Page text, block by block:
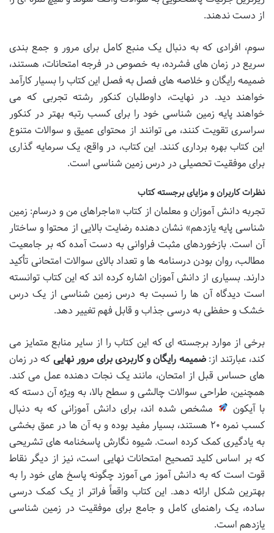
از دست ندهند.
سوم، افرادی که به دنبال یک منبع کامل برای مرور و جمع بندی
سریع در زمان های فشرده، به خصوص در فرجه امتحانات، هستند،
ضمیمه رایگان و خلاصه های فصل به فصل این کتاب را بسیار کارآمد
خواهند دید. در نهایت، داوطلبان کنکور رشته تجربی که می
خواهند پایه زمین شناسی خود را برای کسب رتبه بهتر در کنکور
سراسری تقویت کنند، می توانند از محتوای عمیق و سوالات متنوع
این کتاب بهره برداری کنند. این کتاب، در واقع، یک سرمایه گذاری
برای موفقیت تحصیلی در درس زمین شناسی است.
نظرات کاربران و مزایای برجسته کتاب
تجربه دانش آموزان و معلمان از کتاب «ماجراهای من و درسام: زمین
شناسی پایه یازدهم» نشان دهنده رضایت بالایی از محتوا و ساختار
آن است. بازخوردهای مثبت فراوانی به دست آمده که بر جامعیت
مطالب، روان بودن درسنامه ها و تعداد بالای سوالات امتحانی تأکید
دارند. بسیاری از دانش آموزان اشاره کرده اند که این کتاب توانسته
است دیدگاه آن ها را نسبت به درس زمین شناسی از یک درس
خشک و حفظی به درسی جذاب و قابل فهم تغییر دهد.
برخی از موارد برجسته ای که این کتاب را از سایر منابع متمایز می
کند، عبارتند از:ضمیمه رایگان و کاربردی برای مرور نهایی که در زمان
های حساس قبل از امتحان، مانند یک نجات دهنده عمل می کند.
همچنین، طراحی سوالات چالشی و سطح بالا، به ویژه آن دسته که
با آیکون
مشخص شده اند، برای دانش آموزانی که به دنبال
کسب نمره ۲۰ هستند، بسیار مفید بوده و به آن ها در عمق بخشی
به یادگیری کمک کرده است. شیوه نگارش پاسخنامه های تشریحی
که بر اساس کلید تصحیح امتحانات نهایی است، نیز از دیگر نقاط
قوت است که به دانش آموز می آموزد چگونه پاسخ های خود را به
بهترین شکل ارائه دهد. این کتاب واقعاً فراتر از یک کمک درسی
ساده، یک راهنمای کامل و جامع برای موفقیت در زمین شناسی
یازدهم است.